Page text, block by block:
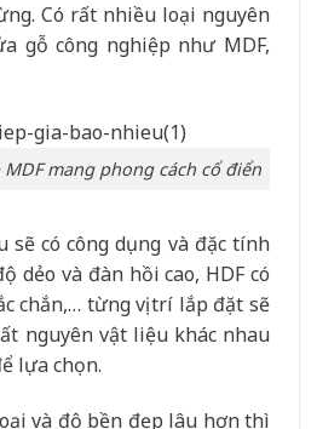
Có rất nhiều loại nguyên
gỗ công nghiệp như MDF,
mang phong cách cổ điển
sẽ có công dụng và đặc tính
dẻo và đàn hồi cao, HDF có
chắn,… từng vị trí lắp đặt sẽ
nguyên vật liệu khác nhau
lựa chọn.
và độ bền đẹp lâu hơn thì